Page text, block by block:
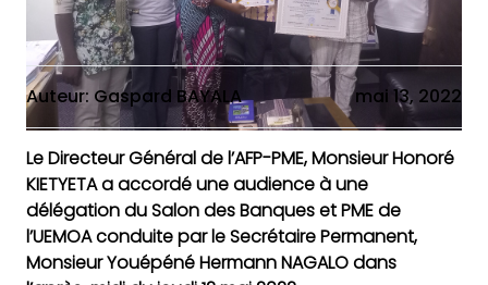
Auteur: Gaspard BAYALA mai 13, 2022
Le Directeur Général de l’AFP-PME, Monsieur Honoré
KIETYETA a accordé une audience à une
délégation du Salon des Banques et PME de
l’UEMOA conduite par le Secrétaire Permanent,
Monsieur Youépéné Hermann NAGALO dans